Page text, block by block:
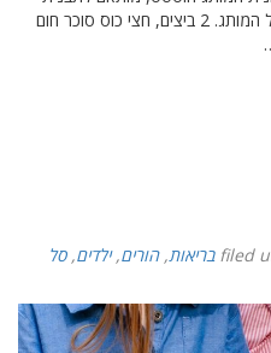
האלומיניום העגולה בקוטר 20 ס"מ, של המותג. 2 ביצים, חצי כוס סוכר חום
בריאות,הורים,ילדים,סל